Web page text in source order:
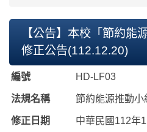
【公告】本校「節約能
修正公告(112.12.20)
編號 HD-LF03
法規名稱 節約能源推動小
修正日期 中華民國112年